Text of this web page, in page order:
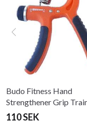
Budo Fitness Hand
Strengthener Grip
110 SEK